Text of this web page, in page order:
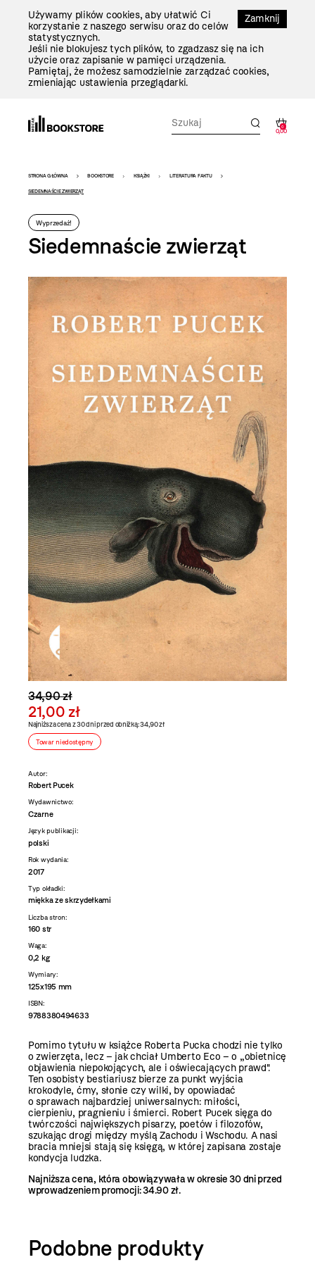
Zamknij
Używamy plików cookies, aby ułatwić Ci
korzystanie z naszego serwisu oraz do celów
statystycznych.
Jeśli nie blokujesz tych plików, to zgadzasz się na ich
użycie oraz zapisanie w pamięci urządzenia.
Pamiętaj, że możesz samodzielnie zarządzać cookies,
zmieniając ustawienia przeglądarki.
0
0,00
Bookstore
-
szablon
szczegóły
STRONA GŁÓWNA BOOKSTORE KSIĄŻKI LITERATURA FAKTU
SIEDEMNAŚCIE ZWIERZĄT
Wyprzedaż!
Siedemnaście zwierząt
34,90 zł
21,00 zł
Najniższa cena z 30 dni przed obniżką: 34,90 zł
Towar niedostępny
Autor:
Robert Pucek
Wydawnictwo:
Czarne
Język publikacji:
polski
Rok wydania:
2017
Typ okładki:
miękka ze skrzydełkami
Liczba stron:
160 str
Waga:
0,2 kg
Wymiary:
125x195 mm
ISBN:
9788380494633
Pomimo tytułu w książce Roberta Pucka chodzi nie tylko
o zwierzęta, lecz – jak chciał Umberto Eco – o „obietnicę
objawienia niepokojących, ale i oświecających prawd".
Ten osobisty bestiariusz bierze za punkt wyjścia
krokodyle, ćmy, słonie czy wilki, by opowiadać
o sprawach najbardziej uniwersalnych: miłości,
cierpieniu, pragnieniu i śmierci. Robert Pucek sięga do
twórczości największych pisarzy, poetów i filozofów,
szukając drogi między myślą Zachodu i Wschodu. A nasi
bracia mniejsi stają się księgą, w której zapisana zostaje
kondycja ludzka.
Najniższa cena, która obowiązywała w okresie 30 dni przed
wprowadzeniem promocji: 34.90 zł.
Podobne produkty